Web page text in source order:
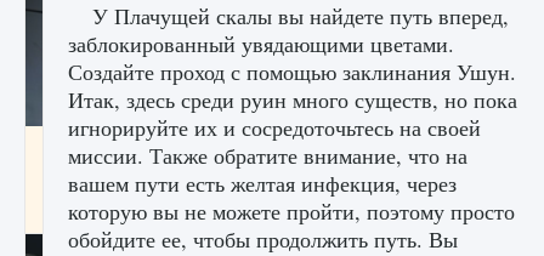
Все новые функции в режиме карьеры EA
FC 25
9 августа 2024 2 096 0 2
У Плачущей скалы вы найдете путь вперед,
заблокированный увядающими цветами.
Создайте проход с помощью заклинания Ушун.
Итак, здесь среди руин много существ, но пока
игнорируйте их и сосредоточьтесь на своей
миссии. Также обратите внимание, что на
вашем пути есть желтая инфекция, через
которую вы не можете пройти, поэтому просто
обойдите ее, чтобы продолжить путь. Вы